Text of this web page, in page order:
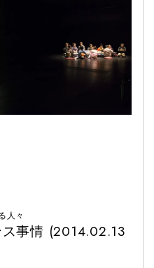
人々
事情 (2014.02.13